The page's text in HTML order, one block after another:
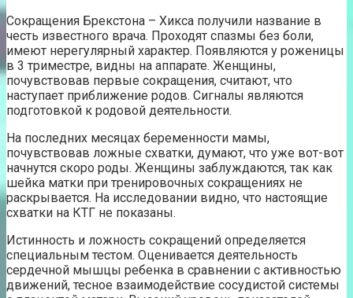
Сокращения Брекстона – Хикса получили название в
честь известного врача. Проходят спазмы без боли,
имеют нерегулярный характер. Появляются у роженицы
в 3 триместре, видны на аппарате. Женщины,
почувствовав первые сокращения, считают, что
наступает приближение родов. Сигналы являются
подготовкой к родовой деятельности.
На последних месяцах беременности мамы,
почувствовав ложные схватки, думают, что уже вот-вот
начнутся скоро роды. Женщины заблуждаются, так как
шейка матки при тренировочных сокращениях не
раскрывается. На исследовании видно, что настоящие
схватки на КТГ не показаны.
Истинность и ложность сокращений определяется
специальным тестом. Оценивается деятельность
сердечной мышцы ребенка в сравнении с активностью
движений, тесное взаимодействие сосудистой системы